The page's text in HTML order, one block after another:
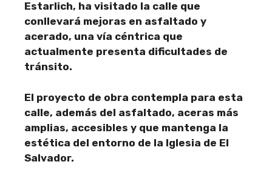
Estarlich, ha visitado la calle que
conllevará mejoras en asfaltado y
acerado, una vía céntrica que
actualmente presenta dificultades de
tránsito.
El proyecto de obra contempla para esta
calle, además del asfaltado, aceras más
amplias, accesibles y que mantenga la
estética del entorno de la Iglesia de El
Salvador.